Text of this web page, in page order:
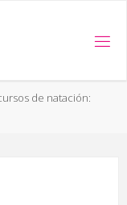
de natación: